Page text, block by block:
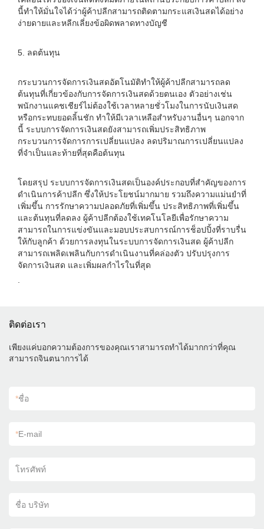
นี้ทำให้มั่นใจได้ว่าผู้ค้าปลีกสามารถติดตามกระแสเงินสดได้อย่าง
ง่ายดายและหลีกเลี่ยงข้อผิดพลาดทางบัญชี
5. ลดต้นทุน
กระบวนการจัดการเงินสดอัตโนมัติทำให้ผู้ค้าปลีกสามารถลด
ต้นทุนที่เกี่ยวข้องกับการจัดการเงินสดด้วยตนเอง ตัวอย่างเช่น
พนักงานแคชเชียร์ไม่ต้องใช้เวลาหลายชั่วโมงในการนับเงินสด
หรือกระทบยอดลิ้นชัก ทำให้มีเวลาเหลือสำหรับงานอื่นๆ นอกจาก
นี้ ระบบการจัดการเงินสดยังสามารถเพิ่มประสิทธิภาพ
กระบวนการจัดการการเปลี่ยนแปลง ลดปริมาณการเปลี่ยนแปลง
ที่จำเป็นและท้ายที่สุดคือต้นทุน
โดยสรุป ระบบการจัดการเงินสดเป็นองค์ประกอบที่สำคัญของการ
ดำเนินการค้าปลีก ซึ่งให้ประโยชน์มากมาย รวมถึงความแม่นยำที่
เพิ่มขึ้น การรักษาความปลอดภัยที่เพิ่มขึ้น ประสิทธิภาพที่เพิ่มขึ้น
และต้นทุนที่ลดลง ผู้ค้าปลีกต้องใช้เทคโนโลยีเพื่อรักษาความ
สามารถในการแข่งขันและมอบประสบการณ์การช็อปปิ้งที่ราบรื่น
ให้กับลูกค้า ด้วยการลงทุนในระบบการจัดการเงินสด ผู้ค้าปลีก
สามารถเพลิดเพลินกับการดำเนินงานที่คล่องตัว ปรับปรุงการ
จัดการเงินสด และเพิ่มผลกำไรในที่สุด
ติดต่อเรา
เพียงแค่บอกความต้องการของคุณเราสามารถทำได้มากกว่าที่คุณ
สามารถจินตนาการได้
*ชื่อ
*E-mail
โทรศัพท์
ชื่อ บริษัท